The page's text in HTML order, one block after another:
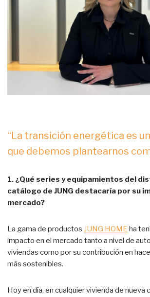
“La transición energética es
que debemos plantearnos
1. ¿Qué series y equipamientos del
catálogo de JUNG destacaría por su
mercado?
La gama de productos JUNG HOME ha
impacto en el mercado tanto a nivel de
viviendas como por su contribución en
más sostenibles.
Hoy en día, en cualquier vivienda de nueva